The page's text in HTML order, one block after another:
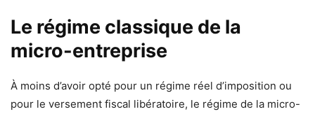
Le régime classique de la
micro-entreprise
À moins d’avoir opté pour un régime réel d’imposition ou
pour le versement fiscal libératoire, le régime de la micro-